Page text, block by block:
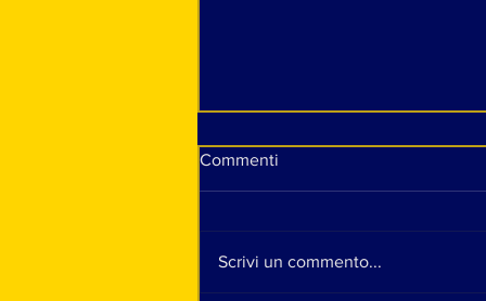
Commenti
Scrivi un commento...